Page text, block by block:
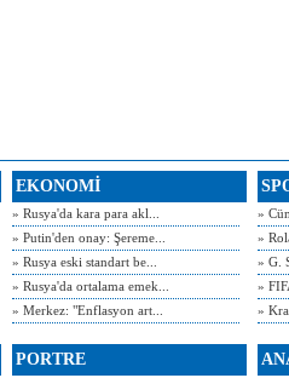
EKONOMİ
» Rusya'da kara para akl...
» Putin'den onay: Şereme...
» Rusya eski standart be...
» Rusya'da ortalama emek...
» Merkez: "Enflasyon art...
»
»
» G.
»
»
PORTRE